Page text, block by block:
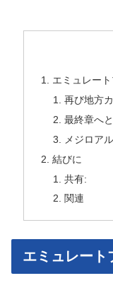
エミュレー
再び地方
最終章へ
メジロア
結びに
共有:
関連
エミュレート